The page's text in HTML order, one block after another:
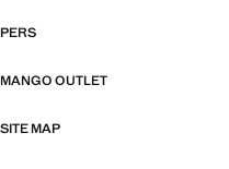
PERS
MANGO OUTLET
SITE MAP